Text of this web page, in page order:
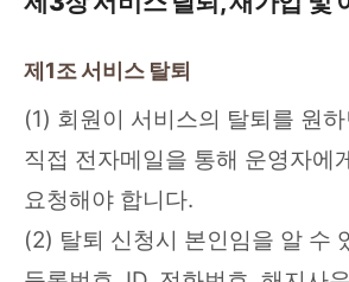
제1조 서비스 탈퇴
(1) 회원이 서비스의 탈퇴를 원
직접 전자메일을 통해 운영자에
요청해야 합니다.
(2) 탈퇴 신청시 본인임을 알 수